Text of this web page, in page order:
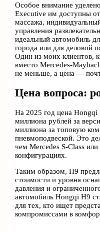
Особое внимание
Executive им доступны
массажа,
управления
идеальный автомобиль
города или для деловой
Один из моих клиентов,
вместо Mercedes-
не меньше, а цена —
Цена вопроса:
На 2025 год цена Hongqi
миллиона рублей за
миллиона за топовую
пневмоподвеской. Это
чем Mercedes S-Class
конфигурациях.
Таким образом, H9
стоимости и уровня
давления и
автомобиль Hongqi H9
для тех, кто ищет
компромиссами в